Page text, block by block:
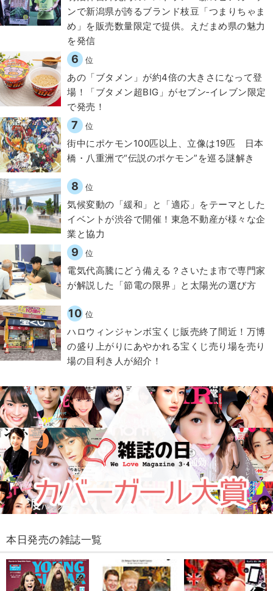
ンで新潟県が誇るブランド枝豆「つまりちゃま
め」を販売数量限定で提供。えだまめ県の魅力
を発信
6 位
あの「ブタメン」が約4倍の大きさになって登
場！「ブタメン超BIG」がセブン‐イレブン限定
で発売！
7 位
街中にポケモン100匹以上、立像は19匹 日本
橋・八重洲で“伝説のポケモン”を巡る謎解き
8 位
気候変動の「緩和」と「適応」をテーマとした
イベントが渋谷で開催！東急不動産が様々な企
業と協力
9 位
電気代高騰にどう備える？さいたま市で専門家
が解説した「節電の限界」と太陽光の選び方
10 位
ハロウィンジャンボ宝くじ販売終了間近！万博
の盛り上がりにあやかれる宝くじ売り場を売り
場の目利き人が紹介！
本日発売の雑誌一覧